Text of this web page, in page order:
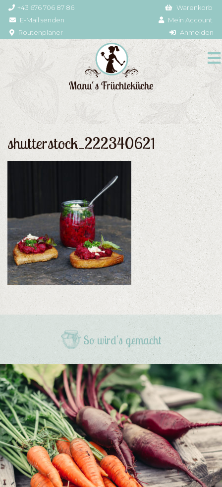
+43 676 706 87 86
E-Mail senden
Routenplaner
Warenkorb
Mein Account
Anmelden
shutterstock_222340621
So wird's gemacht